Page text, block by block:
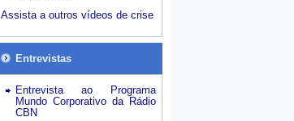
Assista a outros vídeos de crise
Entrevistas
Entrevista ao Programa
Mundo Corporativo da Rádio
CBN